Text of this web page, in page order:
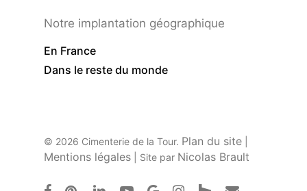
Notre implantation géographique
En France
Dans le reste du monde
© 2026 Cimenterie de la Tour. Plan du site
Mentions légales | Site par Nicolas Brault